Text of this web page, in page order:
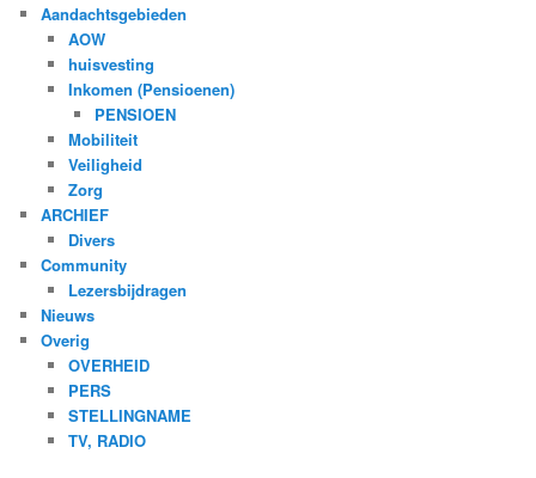
Aandachtsgebieden
AOW
huisvesting
Inkomen (Pensioenen)
PENSIOEN
Mobiliteit
Veiligheid
Zorg
ARCHIEF
Divers
Community
Lezersbijdragen
Nieuws
Overig
OVERHEID
PERS
STELLINGNAME
TV, RADIO